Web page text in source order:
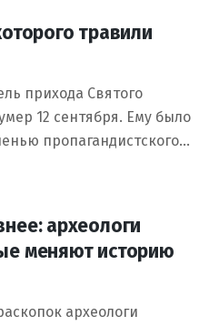
травили
прихода Святого
12 сентября. Ему было
пропагандистского…
археологи
меняют историю
археологи